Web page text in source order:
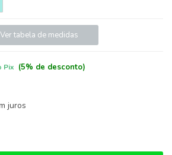
Ver tabela de medidas
Pix (5% de desconto)
juros